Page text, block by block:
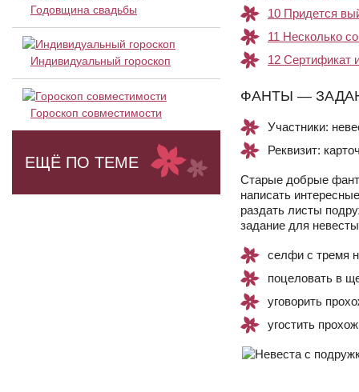
10 Придется
11 Несколько
12 Сертификат
ФАНТЫ —
Участники:
Реквизит:
Старые добрые
написать
раздать листы
задание для
селфи с тремя
поцеловать в
уговорить
угостить
Годовщина свадьбы
Индивидуальный гороскоп
Гороскоп совместимости
ЕЩЁ ПО ТЕМЕ